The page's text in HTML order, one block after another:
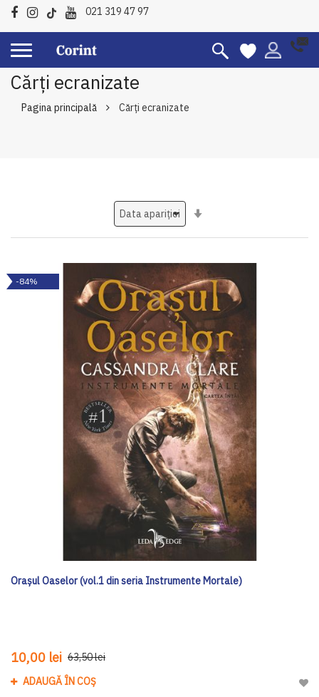
021 319 47 97
Cărți ecranizate
Pagina principală Cărți ecranizate
-84%
Orașul Oaselor (vol.1 din seria Instrumente Mortale)
10,00 lei 63,50 lei
ADAUGĂ ÎN COȘ